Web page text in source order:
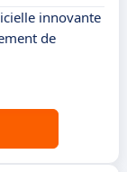
innovante
de